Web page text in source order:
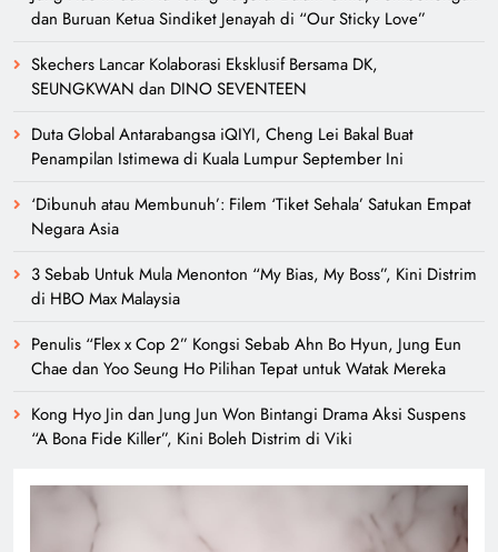
Daripada Saingan Kepada Rakan Duet, Hubungan Song Kang
dan Lee Jun Young Jadi Tumpuan Dalam “Four Hands, Two
Sonatas”
Song Kang, Lee Jun Young dan Jang Gyuri Bawa Kisah
Persahabatan, Cinta dan Persaingan Dalam “Four Hands, Two
Sonatas”
Jung Hae In dan Ha Young Terjerat Dalam Cinta, Pembohongan
dan Buruan Ketua Sindiket Jenayah di “Our Sticky Love”
Skechers Lancar Kolaborasi Eksklusif Bersama DK,
SEUNGKWAN dan DINO SEVENTEEN
Duta Global Antarabangsa iQIYI, Cheng Lei Bakal Buat
Penampilan Istimewa di Kuala Lumpur September Ini
‘Dibunuh atau Membunuh’: Filem ‘Tiket Sehala’ Satukan Empat
Negara Asia
3 Sebab Untuk Mula Menonton “My Bias, My Boss”, Kini Distrim